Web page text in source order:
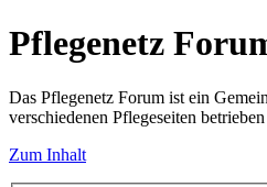
Pflegenetz
Das Pflegenetz Forum ist ein
verschiedenen Pflegeseiten
Zum Inhalt